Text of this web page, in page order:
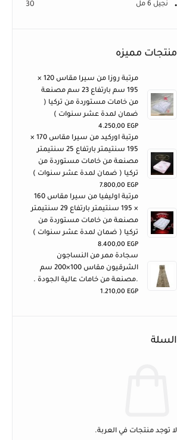
نجيل 6 مل 30
منتجات مميزه
مرتبة روزا من سيرا مقاس 120 ×
195 سم بارتفاع 23 سم مصنعة
من خامات مستوردة من تركيا (
ضمان لمدة عشر سنوات )
4.250,00 EGP
مرتبة اوركيد من سيرا مقاس 170 ×
195 سنتيمتر بارتفاع 25 سنتيمتر
مصنعة من خامات مستوردة من
تركيا ( ضمان لمدة عشر سنوات )
7.800,00 EGP
مرتبة اوليفيا من سيرا مقاس 160
× 195 سنتيمتر بارتفاع 29 سنتيمتر
مصنعة من خامات مستوردة من
تركيا ( ضمان لمدة عشر سنوات )
8.400,00 EGP
سجادة ممر من النساجون
الشرقيون مقاس 100×200 سم
.مصنعة من خامات عالية الجودة .
1.210,00 EGP
السلة
لا توجد منتجات في العربة.